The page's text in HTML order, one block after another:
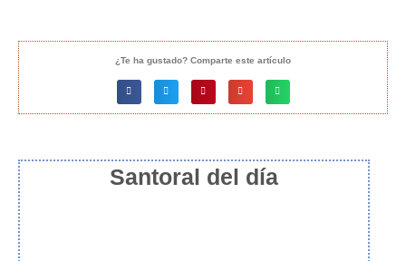
¿Te ha gustado? Comparte este artículo
Santoral del día